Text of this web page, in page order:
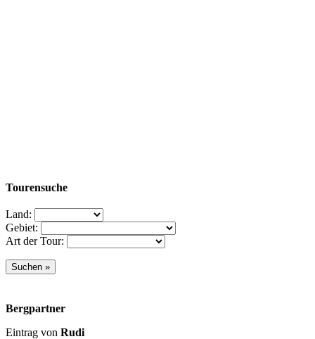
Tourensuche
Land:
Gebiet:
Art der Tour:
Bergpartner
Eintrag von Rudi